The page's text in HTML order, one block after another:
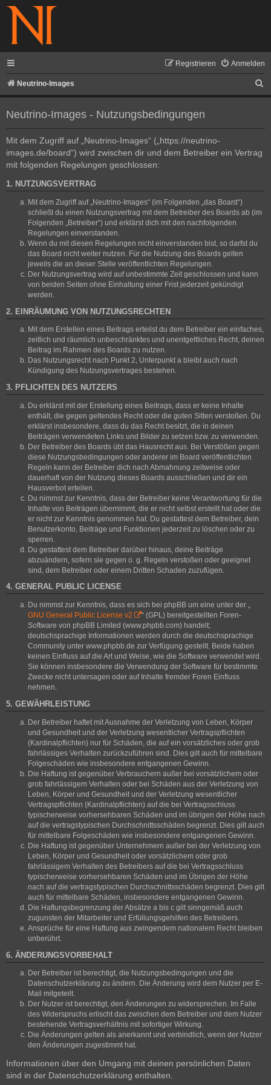
Anmelden
Registrieren
Neutrino-Images
u
Neutrino-Images - Nutzungsbedingungen
Mit dem Zugriff auf „Neutrino-Images“ („https://neutrino-
images.de/board“) wird zwischen dir und dem Betreiber ein Vertrag
mit folgenden Regelungen geschlossen:
1. NUTZUNGSVERTRAG
Mit dem Zugriff auf „Neutrino-Images“ (im Folgenden „das Board“)
schließt du einen Nutzungsvertrag mit dem Betreiber des Boards ab (im
Folgenden „Betreiber“) und erklärst dich mit den nachfolgenden
Regelungen einverstanden.
Wenn du mit diesen Regelungen nicht einverstanden bist, so darfst du
das Board nicht weiter nutzen. Für die Nutzung des Boards gelten
jeweils die an dieser Stelle veröffentlichten Regelungen.
Der Nutzungsvertrag wird auf unbestimmte Zeit geschlossen und kann
von beiden Seiten ohne Einhaltung einer Frist jederzeit gekündigt
werden.
2. EINRÄUMUNG VON NUTZUNGSRECHTEN
Mit dem Erstellen eines Beitrags erteilst du dem Betreiber ein einfaches,
zeitlich und räumlich unbeschränktes und unentgeltliches Recht, deinen
Beitrag im Rahmen des Boards zu nutzen.
Das Nutzungsrecht nach Punkt 2, Unterpunkt a bleibt auch nach
Kündigung des Nutzungsvertrages bestehen.
3. PFLICHTEN DES NUTZERS
Du erklärst mit der Erstellung eines Beitrags, dass er keine Inhalte
enthält, die gegen geltendes Recht oder die guten Sitten verstoßen. Du
erklärst insbesondere, dass du das Recht besitzt, die in deinen
Beiträgen verwendeten Links und Bilder zu setzen bzw. zu verwenden.
Der Betreiber des Boards übt das Hausrecht aus. Bei Verstößen gegen
diese Nutzungsbedingungen oder anderer im Board veröffentlichten
Regeln kann der Betreiber dich nach Abmahnung zeitweise oder
dauerhaft von der Nutzung dieses Boards ausschließen und dir ein
Hausverbot erteilen.
Du nimmst zur Kenntnis, dass der Betreiber keine Verantwortung für die
Inhalte von Beiträgen übernimmt, die er nicht selbst erstellt hat oder die
er nicht zur Kenntnis genommen hat. Du gestattest dem Betreiber, dein
Benutzerkonto, Beiträge und Funktionen jederzeit zu löschen oder zu
sperren.
Du gestattest dem Betreiber darüber hinaus, deine Beiträge
abzuändern, sofern sie gegen o. g. Regeln verstoßen oder geeignet
sind, dem Betreiber oder einem Dritten Schaden zuzufügen.
4. GENERAL PUBLIC LICENSE
Du nimmst zur Kenntnis, dass es sich bei phpBB um eine unter der „
GNU General Public License v2
“ (GPL) bereitgestellten Foren-
Software von phpBB Limited (www.phpbb.com) handelt;
deutschsprachige Informationen werden durch die deutschsprachige
Community unter www.phpbb.de zur Verfügung gestellt. Beide haben
keinen Einfluss auf die Art und Weise, wie die Software verwendet wird.
Sie können insbesondere die Verwendung der Software für bestimmte
Zwecke nicht untersagen oder auf Inhalte fremder Foren Einfluss
nehmen.
5. GEWÄHRLEISTUNG
Der Betreiber haftet mit Ausnahme der Verletzung von Leben, Körper
und Gesundheit und der Verletzung wesentlicher Vertragspflichten
(Kardinalpflichten) nur für Schäden, die auf ein vorsätzliches oder grob
fahrlässiges Verhalten zurückzuführen sind. Dies gilt auch für mittelbare
Folgeschäden wie insbesondere entgangenen Gewinn.
Die Haftung ist gegenüber Verbrauchern außer bei vorsätzlichem oder
grob fahrlässigem Verhalten oder bei Schäden aus der Verletzung von
Leben, Körper und Gesundheit und der Verletzung wesentlicher
Vertragspflichten (Kardinalpflichten) auf die bei Vertragsschluss
typischerweise vorhersehbaren Schäden und im übrigen der Höhe nach
auf die vertragstypischen Durchschnittsschäden begrenzt. Dies gilt auch
für mittelbare Folgeschäden wie insbesondere entgangenen Gewinn.
Die Haftung ist gegenüber Unternehmern außer bei der Verletzung von
Leben, Körper und Gesundheit oder vorsätzlichem oder grob
fahrlässigem Verhalten des Betreibers auf die bei Vertragsschluss
typischerweise vorhersehbaren Schäden und im Übrigen der Höhe
nach auf die vertragstypischen Durchschnittsschäden begrenzt. Dies gilt
auch für mittelbare Schäden, insbesondere entgangenen Gewinn.
Die Haftungsbegrenzung der Absätze a bis c gilt sinngemäß auch
zugunsten der Mitarbeiter und Erfüllungsgehilfen des Betreibers.
Ansprüche für eine Haftung aus zwingendem nationalem Recht bleiben
unberührt.
6. ÄNDERUNGSVORBEHALT
Der Betreiber ist berechtigt, die Nutzungsbedingungen und die
Datenschutzerklärung zu ändern. Die Änderung wird dem Nutzer per E-
Mail mitgeteilt.
Der Nutzer ist berechtigt, den Änderungen zu widersprechen. Im Falle
des Widerspruchs erlischt das zwischen dem Betreiber und dem Nutzer
bestehende Vertragsverhältnis mit sofortiger Wirkung.
Die Änderungen gelten als anerkannt und verbindlich, wenn der Nutzer
den Änderungen zugestimmt hat.
Informationen über den Umgang mit deinen persönlichen Daten
sind in der Datenschutzerklärung enthalten.